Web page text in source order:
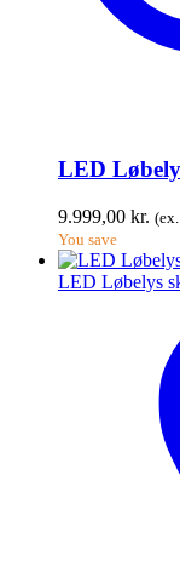
LED
9.999,00 kr.
You save
LED Løbelys